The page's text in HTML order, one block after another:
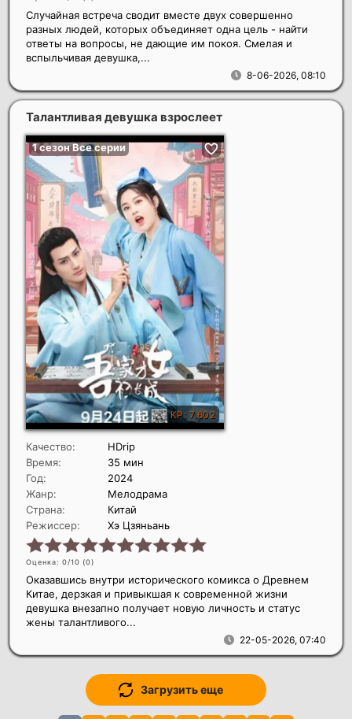
8-06-2026, 08:10
Случайная встреча сводит вместе двух совершенно
разных людей, которых объединяет одна цель - найти
ответы на вопросы, не дающие им покоя. Смелая и
вспыльчивая девушка,...
Талантливая девушка взрослеет
Качество:
HDrip
Время:
35 мин
Год:
2024
Жанр:
Мелодрама
Страна:
Китай
Режиссер:
Хэ Цзяньань
Оценка: 0/10 (0)
22-05-2026, 07:40
Оказавшись внутри исторического комикса о Древнем
Китае, дерзкая и привыкшая к современной жизни
девушка внезапно получает новую личность и статус
жены талантливого...
Загрузить еще